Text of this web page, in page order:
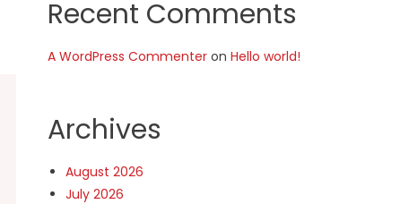
Recent Comments
A WordPress Commenter onHello world!
Archives
August 2026
July 2026